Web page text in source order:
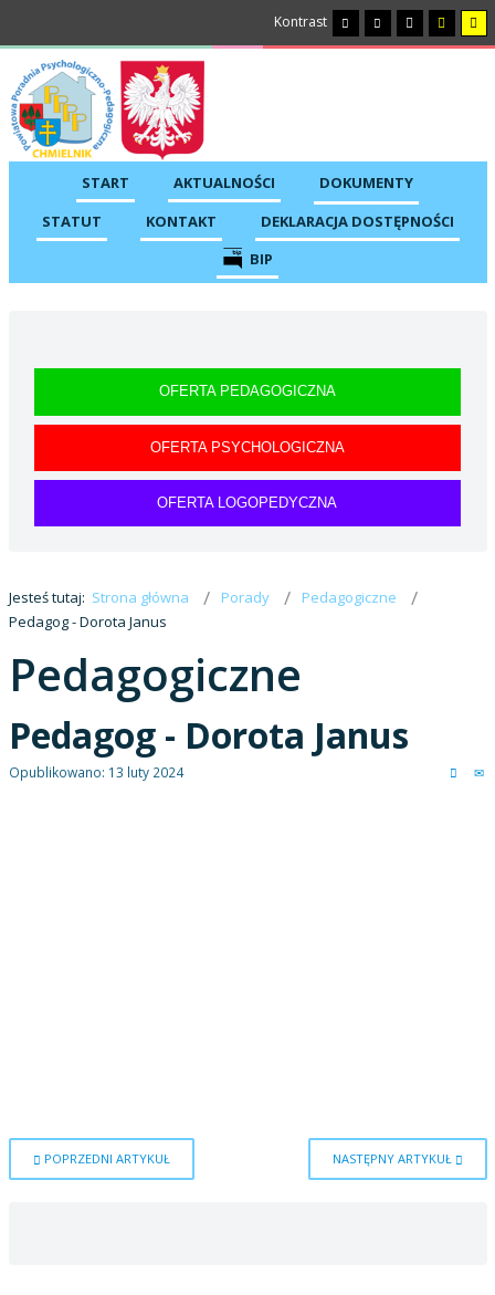
Kontrast
START AKTUALNOŚCI
DOKUMENTY
STATUT
KONTAKT
DEKLARACJA DOSTĘPNOŚCI
BIP
OFERTA PEDAGOGICZNA
OFERTA PSYCHOLOGICZNA
OFERTA LOGOPEDYCZNA
Jesteś tutaj: Strona główna Porady
Pedagogiczne
Pedagog - Dorota Janus
Pedagogiczne
Pedagog - Dorota Janus
Opublikowano: 13 luty 2024
POPRZEDNI ARTYKUŁ NASTĘPNY ARTYKUŁ